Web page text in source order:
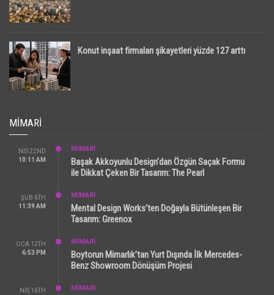
Konut inşaat firmaları şikayetleri yüzde 127 arttı
MIMARI
NIS 22ND
10:11 AM
MİMARİ
Başak Akkoyunlu Design’dan Özgün Saçak Formu
ile Dikkat Çeken Bir Tasarım: The Pearl
ŞUB 6TH
11:39 AM
MİMARİ
Mental Design Works’ten Doğayla Bütünleşen Bir
Tasarım: Greenox
OCA 12TH
6:53 PM
MİMARİ
Boytorun Mimarlık’tan Yurt Dışında İlk Mercedes-
Benz Showroom Dönüşüm Projesi
NIS 16TH
MİMARİ